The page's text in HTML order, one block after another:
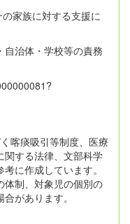
家族に対する支援に
自治体・学校等の責務
喀痰吸引等制度、医療
関する法律、文部科学
に作成しています。
体制、対象児の個別の
があります。